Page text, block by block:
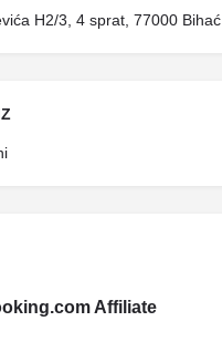
H2/3, 4 sprat, 77000 Bihać
Affiliate